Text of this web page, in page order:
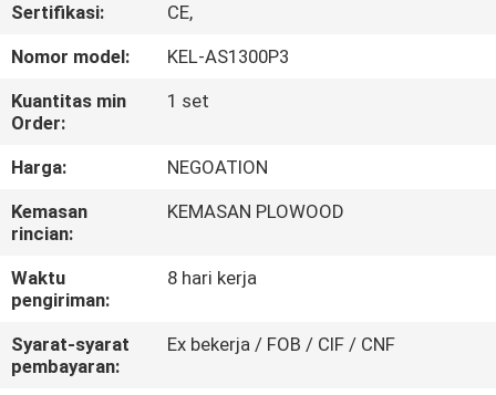
TUR
PABRIK
KONTROL
KUALITAS
HUBUNGI
KAMI
BERITA
Sertifikasi:
CE,
Nomor model:
KEL-AS1300P3
Kuantitas min
Order:
1 set
Harga:
NEGOATION
Kemasan
rincian:
KEMASAN PLOWOOD
Waktu
pengiriman:
8 hari kerja
Syarat-syarat
pembayaran:
Ex bekerja / FOB / CIF / CNF